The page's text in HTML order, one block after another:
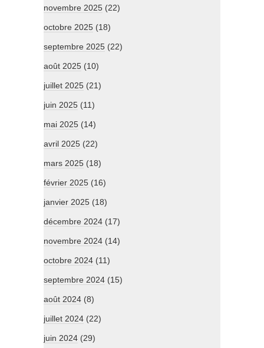
novembre 2025 (22)
octobre 2025 (18)
septembre 2025 (22)
août 2025 (10)
juillet 2025 (21)
juin 2025 (11)
mai 2025 (14)
avril 2025 (22)
mars 2025 (18)
février 2025 (16)
janvier 2025 (18)
décembre 2024 (17)
novembre 2024 (14)
octobre 2024 (11)
septembre 2024 (15)
août 2024 (8)
juillet 2024 (22)
juin 2024 (29)